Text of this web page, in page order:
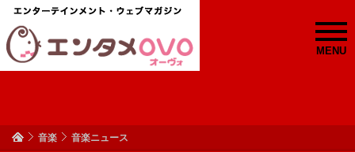
MENU
音楽 音楽ニュース